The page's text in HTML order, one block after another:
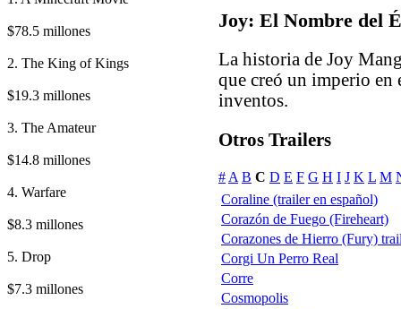
$78.5 millones
2. The King of Kings
$19.3 millones
3. The Amateur
$14.8 millones
4. Warfare
$8.3 millones
5. Drop
$7.3 millones
Joy: El Nombre del
La historia de Joy
que creó un imperio en
inventos.
Otros Trailers
# A B C D E F G H I J K L M
Coraline (trailer en español)
Corazón de Fuego (Fireheart)
Corazones de Hierro (Fury)
Corgi Un Perro Real
Corre
Cosmopolis